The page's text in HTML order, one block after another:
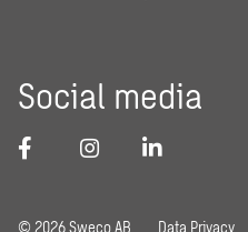
Social media
© 2026 Sweco AB Data Privacy